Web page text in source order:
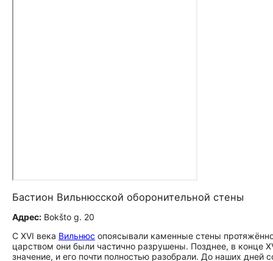
Бастион Вильнюсской оборонительной стены
Адрес: Bokšto g. 20
С XVI века Вильнюс опоясывали каменные стены
царством они были частично разрушены. Позднее, в конце
значение, и его почти полностью разобрали. До наших